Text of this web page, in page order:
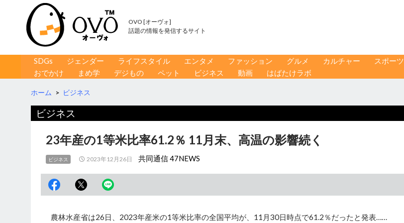
OVO [オーヴォ]
話題の情報を発信するサイト
コンテンツへ移動
SDGs ジェンダー ライフスタイル エンタメ ファッション グルメ カルチャー
スポーツ
おでかけ
まめ学 デジもの ペット ビジネス 動画 はばたけラボ
ホーム > ビジネス
ビジネス
23年産の1等米比率61.2％ 11月末、高温の影響続く
ビジネス 2023年12月26日 共同通信 47NEWS
農林水産省は26日、2023年産米の1等米比率の全国平均が、11月30日時点で61.2％だったと発表……